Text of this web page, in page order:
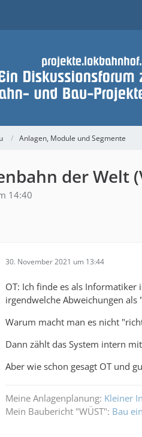
Anlagen, Module und Segmente
der
14:40
30. November 2021 um 13:44
OT: Ich finde es als
irgendwelche Abweichungen
Warum macht man es nicht
Dann zählt das System intern
Aber wie schon gesagt OT und
Meine Anlagenplanung: Kleiner
Mein Baubericht "WÜST": Bau